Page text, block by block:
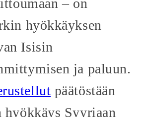
– on
hyökkäyksen
Isisin
ja paluun.
päätöstään
Syyriaan